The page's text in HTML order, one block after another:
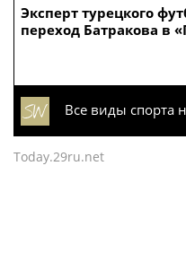
Эксперт турецкого
переход Батракова в
Все виды спорта
Today.29ru.net